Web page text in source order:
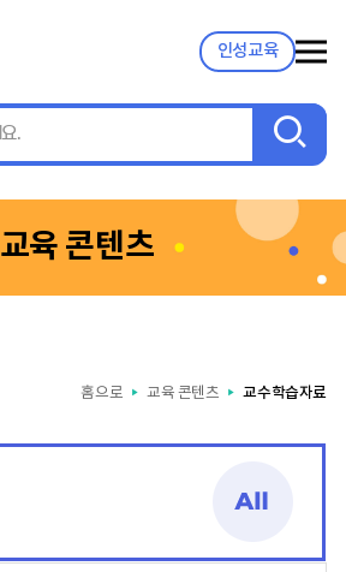
인성교육
교육 콘텐츠
홈으로 ▶ 교육 콘텐츠 ▶ 교수학습자료